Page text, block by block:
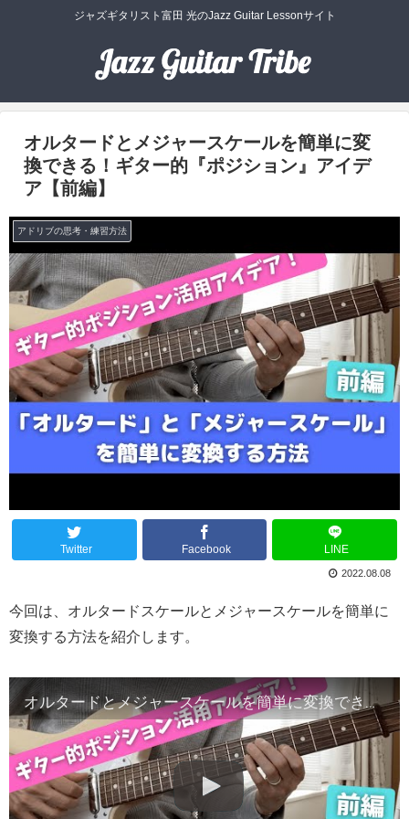
ジャズギタリスト富田 光のJazz Guitar Lessonサイト
オルタードとメジャースケールを簡単に変
換できる！ギター的『ポジション』アイデ
ア【前編】
アドリブの思考・練習方法
Twitter Facebook LINE
2022.08.08
今回は、オルタードスケールとメジャースケールを簡単に
変換する方法を紹介します。
オルタードとメジャースケールを簡単に変換できる！ギター的『ポジション』アイデア【前編】ジャズギターアドリブ